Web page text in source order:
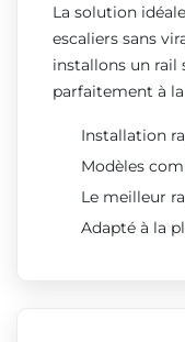
La solution
escaliers sans
installons un rail
parfaitement à
Installation
Modèles
Le meilleur
Adapté à la